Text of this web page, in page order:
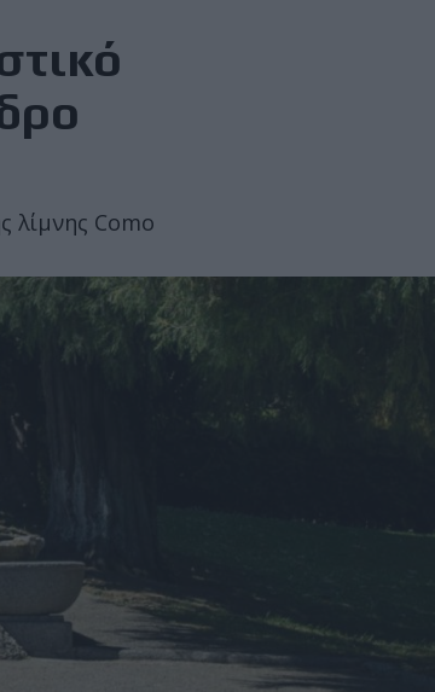
λίμνης Como